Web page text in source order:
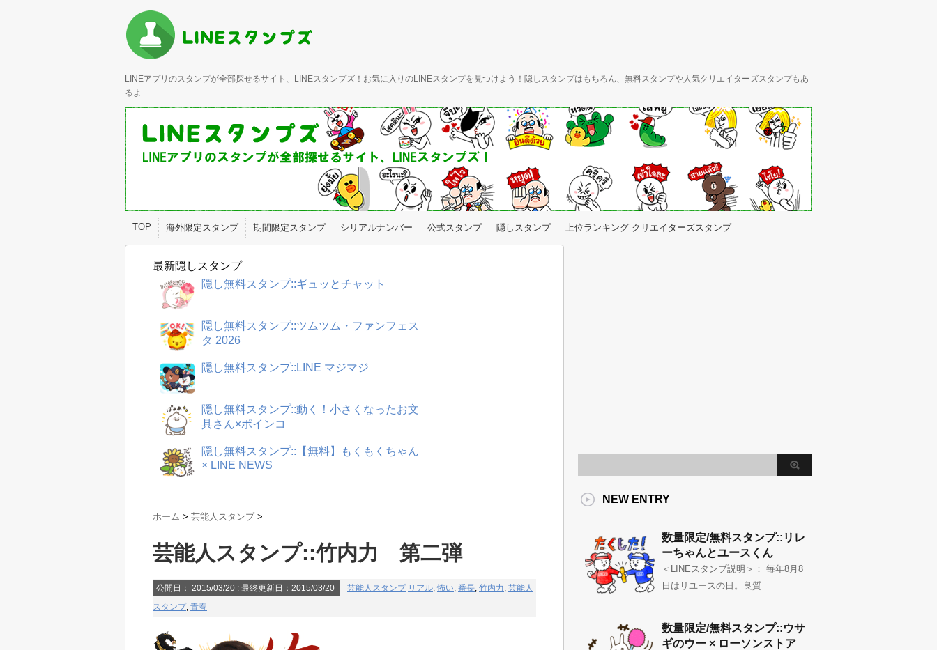
LINEアプリのスタンプが全部探せるサイト、LINEスタンプズ！お気に入りのLINEスタンプを見つけよう！隠しスタンプはもちろん、無料スタンプや人気クリエイターズスタンプもあ
るよ
TOP 海外限定スタンプ 期間限定スタンプ シリアルナンバー 公式スタンプ 隠しスタンプ 上位ランキング クリエイターズスタンプ
最新隠しスタンプ
隠し無料スタンプ::ギュッとチャット
隠し無料スタンプ::ツムツム・ファンフェス
タ 2026
隠し無料スタンプ::LINE マジマジ
隠し無料スタンプ::動く！小さくなったお文
具さん×ポインコ
隠し無料スタンプ::【無料】もくもくちゃん
× LINE NEWS
ホーム > 芸能人スタンプ >
芸能人スタンプ::竹内力 第二弾
公開日： 2015/03/20 : 最終更新日：2015/03/20 芸能人スタンプ リアル,怖い, 番長, 竹内力, 芸能人
スタンプ, 青春
NEW ENTRY
数量限定/無料スタンプ::リレ
ーちゃんとユースくん
＜LINEスタンプ説明＞： 毎年8月8
日はリユースの日。良質
数量限定/無料スタンプ::ウサ
ギのウー × ローソンストア